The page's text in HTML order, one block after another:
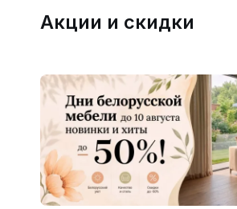
Акции и скидки